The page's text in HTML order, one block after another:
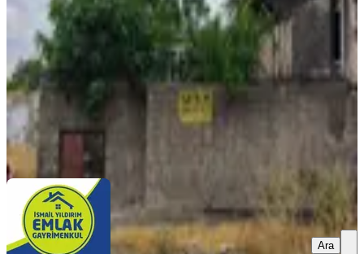
4+1
150 m² ·31.07.2026
2.300.000 ₺
İSMAİL YILDIRIM EMLAK VE GAYRIMENKUL
DANIŞMANLIĞI
İsmail YILDIRIM
Ara